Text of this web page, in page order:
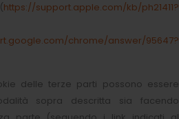
https://support.apple.com/kb/ph21411?
chrome/answer/95647?
delle terze parti possono essere
sopra descritta sia facendo